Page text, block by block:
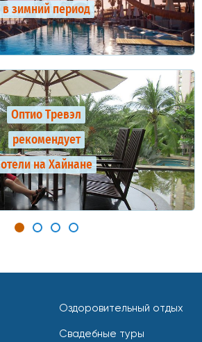
в зимний период
Оптио Тревэл
рекомендует
отели на Хайнане
Оздоровительный отдых
Свадебные туры